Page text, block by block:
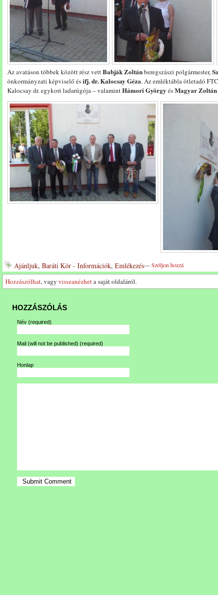
Az avatáson többek között rész vettBabják Zoltánberegszászi polgármester,
önkormányzati képviselő ésifj. dr. Kalocsay Géza. Az emléktábla ötletadó
Kalocsay dr. egykori ladarúgója – valamintHámori György ésMagyar Zoltán
Ajánljuk, Baráti Kör - Információk, Emlékezés---Szóljon hozzá
Hozzászólhat, vagy visszanézheta saját oldaláról.
HOZZÁSZÓLÁS
Név (required)
Mail (will not be published) (required)
Honlap